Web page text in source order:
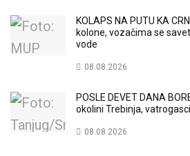
KOLAPS NA PUTU KA
kolone, vozačima se
vode
08.08.2026
POSLE DEVET DANA
okolini Trebinja,
08.08.2026